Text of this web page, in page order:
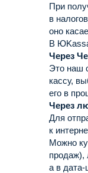
При
в
оно
В
Через
Это наш
кассу,
его в
Через
Для
к
Можно
продаж),
а в дата-